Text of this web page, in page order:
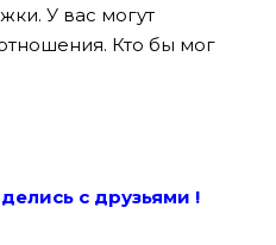
У вас могут
Кто бы мог
лись с друзьями !